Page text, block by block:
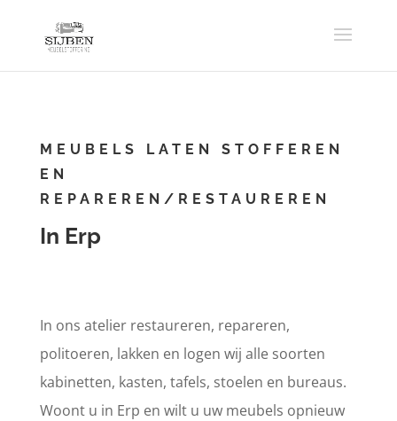
MEUBELS LATEN STOFFEREN
EN
REPAREREN/RESTAUREREN
In Erp
In ons atelier restaureren, repareren,
politoeren, lakken en logen wij alle soorten
kabinetten, kasten, tafels, stoelen en bureaus.
Woont u in Erp en wilt u uw meubels opnieuw